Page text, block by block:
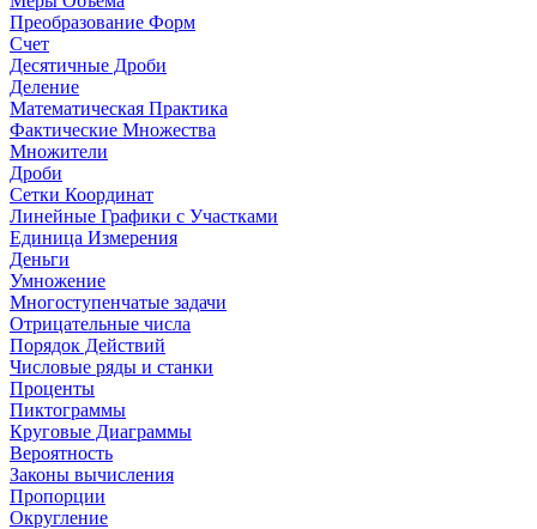
Преобразование Форм
Счет
Десятичные Дроби
Деление
Математическая Практика
Фактические Множества
Множители
Дроби
Сетки Координат
Линейные Графики с Участками
Единица Измерения
Деньги
Умножение
Многоступенчатые задачи
Отрицательные числа
Порядок Действий
Числовые ряды и станки
Проценты
Пиктограммы
Круговые Диаграммы
Вероятность
Законы вычисления
Пропорции
Округление